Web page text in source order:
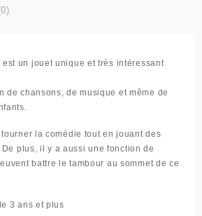
un jouet unique et très intéressant
de chansons, de musique et même de
.
tourner la comédie tout en jouant des
plus, il y a aussi une fonction de
battre le tambour au sommet de ce
3 ans et plus